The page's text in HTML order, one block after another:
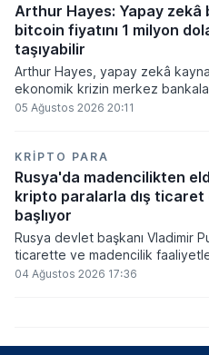
küresel gelişmelere çevrildi.
Arthur Hayes: Yapay zekâ
bitcoin fiyatını 1 milyon
taşıyabilir
Arthur Hayes, yapay zekâ
ekonomik krizin merkez
basmaya zorlayacağını ve bu
kayıplarının tetikleyeceği kredi
küresel likidite artışına yol
ve bitcoinin bu süreçte en hızlı
varlık olacağı vurguladı.
05 Ağustos 2026 20:11
KRIPTO PARA
Rusya'da madencilikten
kripto paralarla dış ticaret
başlıyor
Rusya devlet başkanı Vladimir
ticarette ve madencilik
kripto varlıkların kullanımına
04 Ağustos 2026 17:36